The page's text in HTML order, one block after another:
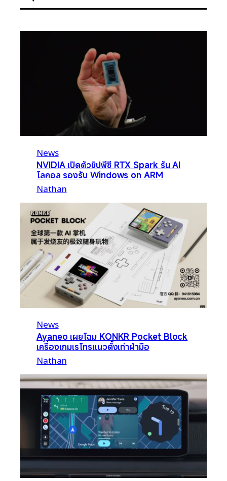
News
NVIDIA เปิดตัวชิปพีซี RTX Spark รัน AI
โลคอล รองรับ Windows on ARM
Nathan
News
Ayaneo เผยโฉม KONKR Pocket Block
เครื่องเกมเรโทรแนวตั้งเท่าฝ่ามือ
Nathan